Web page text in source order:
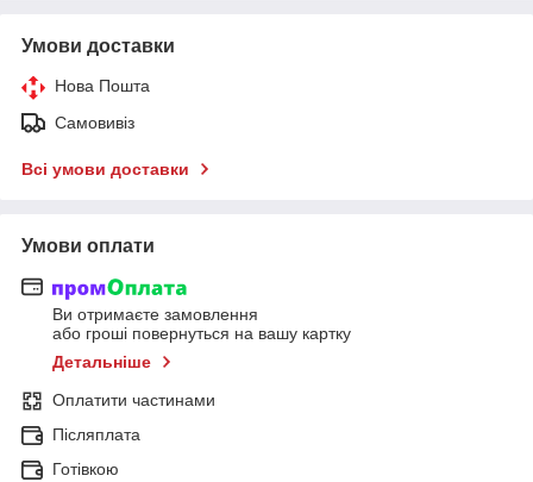
Умови доставки
Нова Пошта
Самовивіз
Всі умови доставки
Умови оплати
Ви отримаєте замовлення
або гроші повернуться на вашу картку
Детальніше
Оплатити частинами
Післяплата
Готівкою